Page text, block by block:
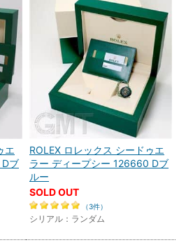
エ
ブ
ROLEX ロレックス シードゥエ
ラー ディープシー 126660 Dブ
ルー
SOLD OUT
（3件）
シリアル：ランダム